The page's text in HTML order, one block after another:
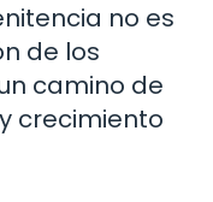
no es
de los
camino de
crecimiento